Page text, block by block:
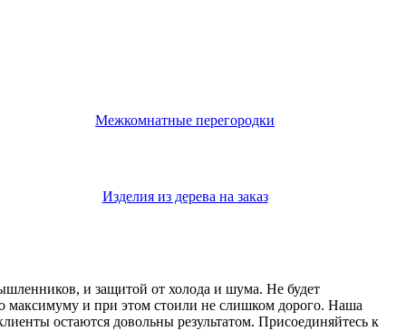
Межкомнатные перегородки
Изделия из дерева на заказ
и защитой от холода и шума. Не будет
максимуму и при этом стоили не слишком дорого. Наша
остаются довольны результатом. Присоединяйтесь к